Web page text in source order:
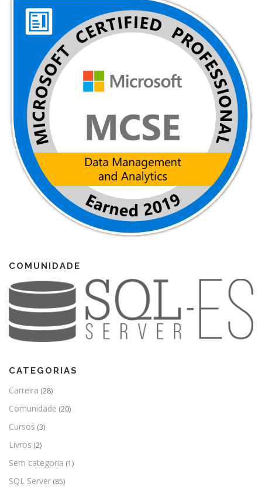
COMUNIDADE
CATEGORIAS
Carreira (28)
Comunidade (20)
Cursos (3)
Livros (2)
Sem categoria (1)
SQL Server (85)